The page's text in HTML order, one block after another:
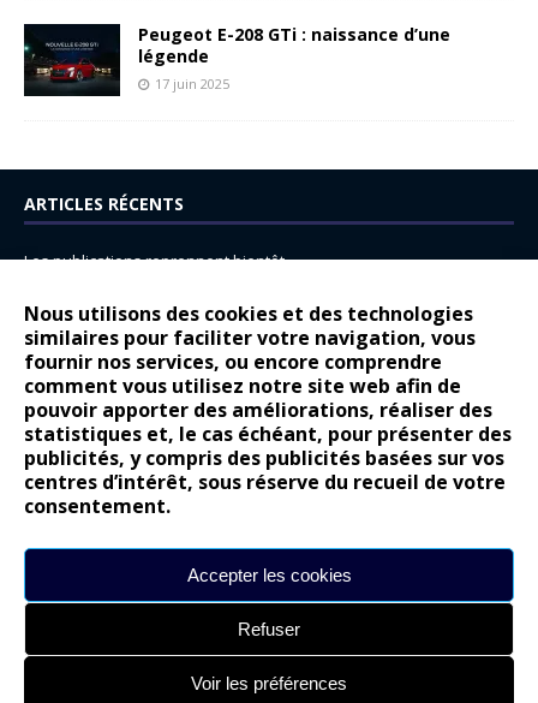
Nous utilisons des cookies et des technologies
similaires pour faciliter votre navigation, vous
fournir nos services, ou encore comprendre
comment vous utilisez notre site web afin de
pouvoir apporter des améliorations, réaliser des
statistiques et, le cas échéant, pour présenter des
publicités, y compris des publicités basées sur vos
centres d’intérêt, sous réserve du recueil de votre
consentement.
Accepter les cookies
Refuser
Voir les préférences
Peugeot E-208 GTi : naissance d’une
légende
17 juin 2025
ARTICLES RÉCENTS
Les publications reprennent bientôt…
14 juillet : nouveau film de marque pour Citroën
Renault Espace : voyage, voyage…
Peugeot E-208 GTi : naissance d’une légende
COMMENTAIRES RÉCENTS
Bernard Dardartdans
Gilly
gyo
Lancia Ypsilon : naturellement envoûtante ?